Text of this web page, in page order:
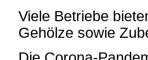
Viele Betriebe
Gehölze sowie